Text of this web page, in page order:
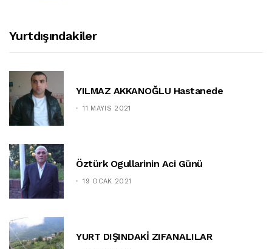
Yurtdışındakiler
YILMAZ AKKANOĞLU Hastanede
11 MAYIS 2021
Öztürk Ogullarinin Aci Günü
19 OCAK 2021
YURT DIŞINDAKİ ZIFANALILAR